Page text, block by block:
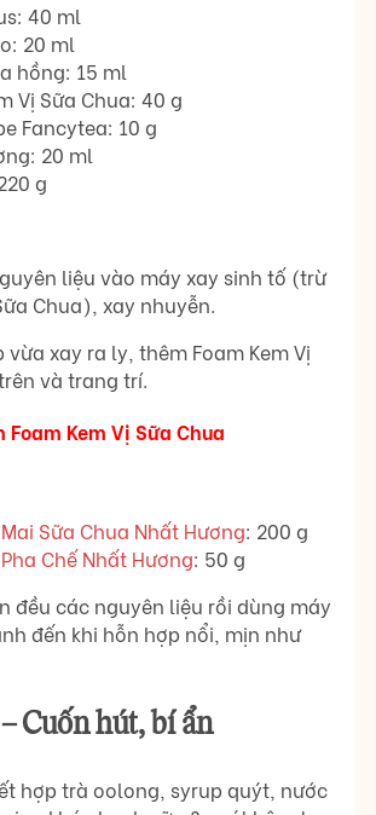
40 ml
20 ml
hồng: 15 ml
Vị Sữa Chua: 40 g
Fancytea: 10 g
20 ml
g
liệu vào máy xay sinh tố (trừ
Chua), xay nhuyễn.
vừa xay ra ly, thêm Foam Kem Vị
và trang trí.
Foam Kem Vị Sữa Chua
Sữa Chua Nhất Hương: 200 g
Chế Nhất Hương: 50 g
đều các nguyên liệu rồi dùng máy
đến khi hỗn hợp nổi, mịn như
Cuốn hút, bí ẩn
hợp trà oolong, syrup quýt, nước